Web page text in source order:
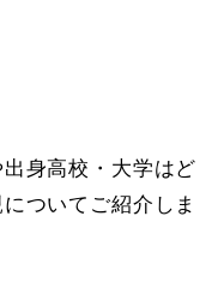
身高校・大学はど
ついてご紹介しま